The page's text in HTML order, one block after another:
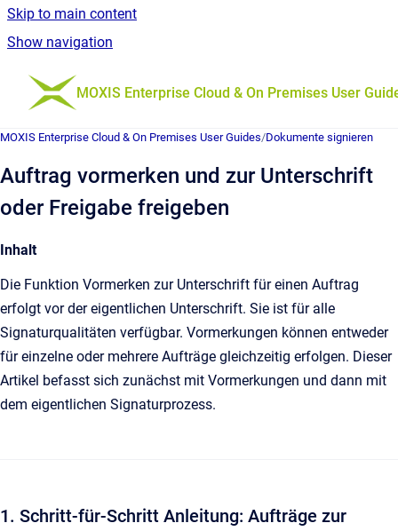
Skip to main content
Show navigation
Go to homepage
MOXIS Enterprise Cloud & On Premises User
MOXIS Enterprise Cloud & On Premises User Guides/Dokumente signieren
Auftrag vormerken und zur Unterschrift
oder Freigabe freigeben
Inhalt
Die Funktion Vormerken zur Unterschrift für einen Auftrag
erfolgt vor der eigentlichen Unterschrift. Sie ist für alle
Signaturqualitäten verfügbar. Vormerkungen können entweder
für einzelne oder mehrere Aufträge gleichzeitig erfolgen. Dieser
Artikel befasst sich zunächst mit Vormerkungen und dann mit
dem eigentlichen Signaturprozess.
1. Schritt-für-Schritt Anleitung: Aufträge zur